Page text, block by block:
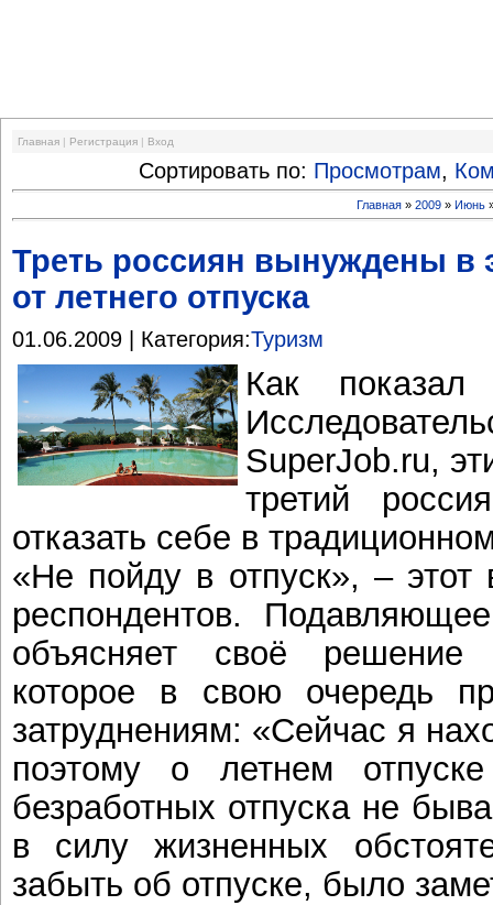
Главная | Регистрация | Вход
Сортировать по: Просмотрам,
Главная »2009 » Июнь
Треть россиян вынуждены в
от летнего отпуска
01.06.2009 | Категория:Туризм
Как показал
SuperJob.ru,
третий
отказать себе в
«Не пойду в отпуск», – этот
респондентов.
объясняет своё решение
которое в свою очередь
затруднениям: «Сейчас я
поэтому о летнем
безработных отпуска не
в силу жизненных
забыть об отпуске, было